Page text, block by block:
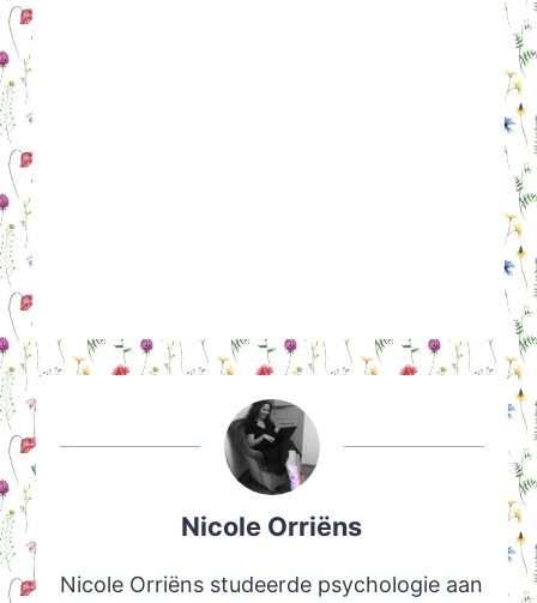
Nicole Orriëns
Nicole Orriëns studeerde psychologie aan